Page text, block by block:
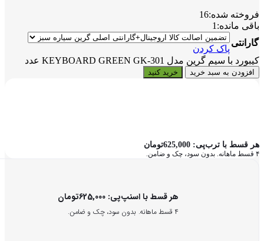
فروخته شده:16
باقی مانده: 1
گارانتی
پاک کردن
کیبورد با سیم گرین مدل KEYBOARD GREEN GK-301 عدد
افزودن به سبد خرید خرید کنید
هر قسط با ترب‌پی: 625,000تومان
۴ قسط ماهانه. بدون سود، چک و ضامن.
هر قسط با اسنپ‌پی: 625,000تومان
۴ قسط ماهانه. بدون سود، چک و ضامن.